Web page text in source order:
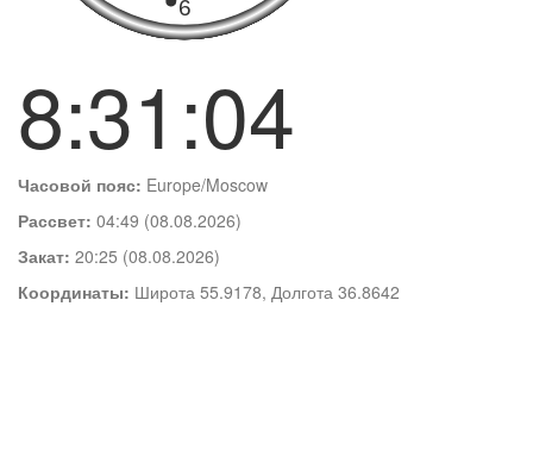
8:31:05
Часовой пояс: Europe/Moscow
Рассвет: 04:49 (08.08.2026)
Закат: 20:25 (08.08.2026)
Координаты: Широта 55.9178, Долгота 36.8642